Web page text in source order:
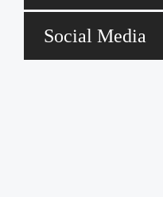
Social Media